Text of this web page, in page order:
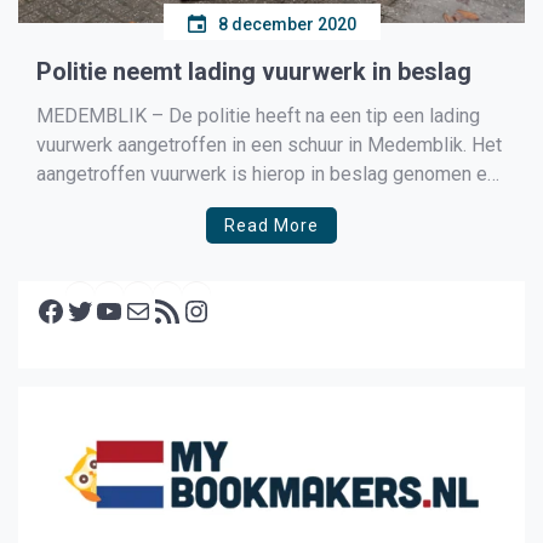
8 december 2020
Politie neemt lading vuurwerk in beslag
MEDEMBLIK – De politie heeft na een tip een lading
vuurwerk aangetroffen in een schuur in Medemblik. Het
aangetroffen vuurwerk is hierop in beslag genomen en
zal vernietigd worden. In totaal is er meer dan 50 kilo
aan vuurwerk in beslag genomen, de eigenaar van het
Read More
Facebook Twitter YouTube E-mail RSS feed